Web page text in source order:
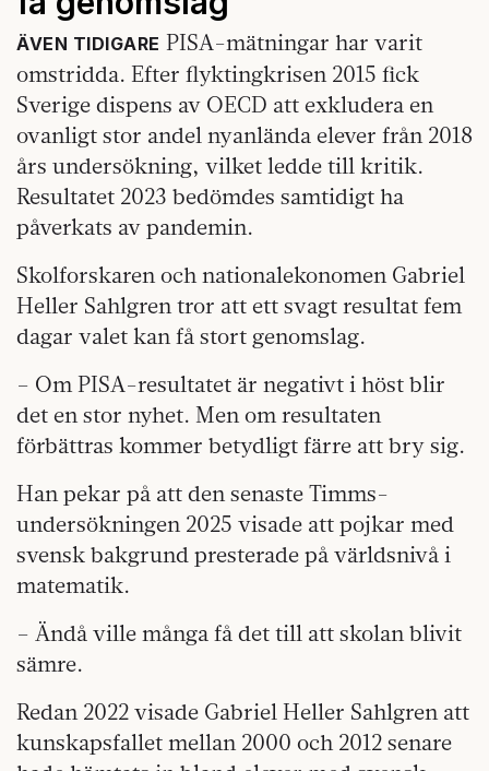
ÄVEN TIDIGARE PISA-mätningar har varit
omstridda. Efter flyktingkrisen 2015 fick
Sverige dispens av OECD att exkludera en
ovanligt stor andel nyanlända elever från 2018
års undersökning, vilket ledde till kritik.
Resultatet 2023 bedömdes samtidigt ha
påverkats av pandemin.
Skolforskaren och nationalekonomen Gabriel
Heller Sahlgren tror att ett svagt resultat fem
dagar valet kan få stort genomslag.
– Om PISA-resultatet är negativt i höst blir
det en stor nyhet. Men om resultaten
förbättras kommer betydligt färre att bry sig.
Han pekar på att den senaste Timms-
undersökningen 2025 visade att pojkar med
svensk bakgrund presterade på världsnivå i
matematik.
– Ändå ville många få det till att skolan blivit
sämre.
Redan 2022 visade Gabriel Heller Sahlgren att
kunskapsfallet mellan 2000 och 2012 senare